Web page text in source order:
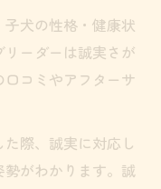
犬の性格・健康状
ーダーは誠実さが
コミやアフターサ
際、誠実に対応し
がわかります。誠